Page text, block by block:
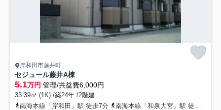
岸和田市藤井町
セジュール藤井A棟
5.1万円 管理/共益費6,000円
33.39㎡ (1K) /築24年 /2階建
南海本線「岸和田」駅 徒歩7分
南海本線「和泉大宮」駅 徒歩7分